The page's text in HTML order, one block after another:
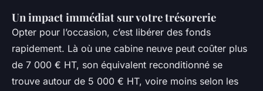
Un impact immédiat sur votre trésorerie
Opter pour l’occasion, c’est libérer des fonds
rapidement. Là où une cabine neuve peut coûter plus
de 7 000 € HT, son équivalent reconditionné se
trouve autour de 5 000 € HT, voire moins selon les